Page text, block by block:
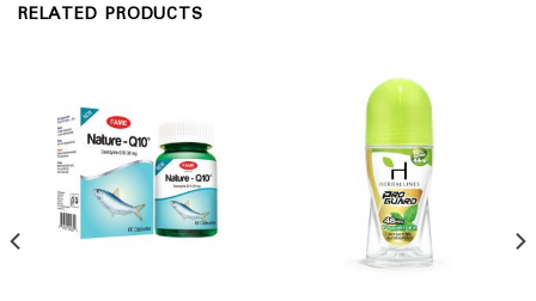
RELATED PRODUCTS